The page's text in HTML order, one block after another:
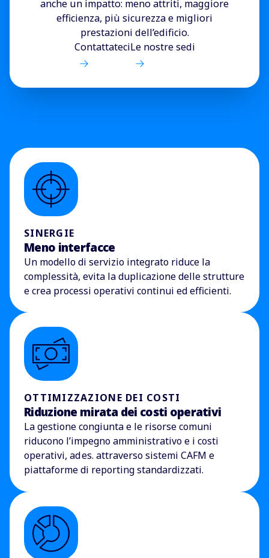
anche un impatto: meno attriti, maggiore
efficienza, più sicurezza e migliori
prestazioni dell’edificio.
ContattateciLe nostre sedi
SINERGIE
Meno interfacce
Un modello di servizio integrato riduce la
complessità, evita la duplicazione delle strutture
e crea processi operativi continui ed efficienti.
OTTIMIZZAZIONE DEI COSTI
Riduzione mirata dei costi operativi
La gestione congiunta e le risorse comuni
riducono l’impegno amministrativo e i costi
operativi, ades. attraverso sistemi CAFM e
piattaforme di reporting standardizzati.